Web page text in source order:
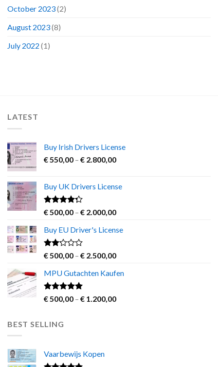
October 2023(2)
August 2023(8)
July 2022 (1)
LATEST
Buy Irish Drivers License
€ 550,00 – € 2.800,00Price
through
Buy UK Drivers License
Rated
out
of 5
€ 500,00 – € 2.000,00Price
€ 500,00
€ 2.000,00
Buy EU Driver's License
Rated
out
of 5
€ 500,00 – € 2.500,00Price
€ 500,00
€ 2.500,00
MPU Gutachten Kaufen
Rated5.00
out of 5
€ 500,00 – € 1.200,00Price
BEST SELLING
Vaarbewijs Kopen